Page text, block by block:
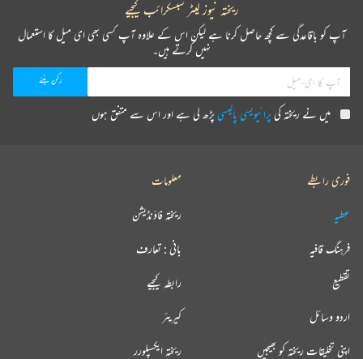
ریختہ نیوز لیٹر سبسکرائب کیجیے
آپ کو باقاعدگی سے کچھ حاصل کرنا ہے لیکن اس کے علاوہ آپ کسی بھی ای میل کا استعمال
نہیں کرتے ہیں۔
میں نے ریختہ کیپرائیویسی پالیسیپڑھ لی ہے اور اس سے متفق ہوں
فوری رابطے
عطیہ
فرہنگ قافیہ
تقطیع
اردو وسائل
اپنی تخلیقات ریختہ کو بھیجیں
معلومات
ریختہ فاؤنڈیشن
بانی : تعارف
رابطہ کیجیے
کیریئر
ریختہ ایکسپلورر